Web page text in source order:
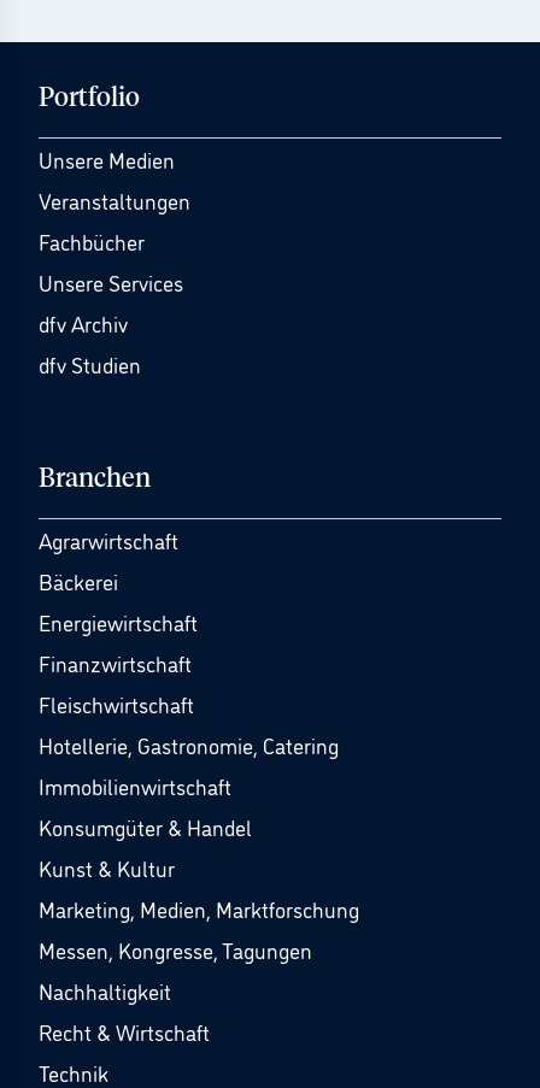
Portfolio
Unsere Medien
Veranstaltungen
Fachbücher
Unsere Services
dfv Archiv
dfv Studien
Branchen
Agrarwirtschaft
Bäckerei
Energiewirtschaft
Finanzwirtschaft
Fleischwirtschaft
Hotellerie, Gastronomie, Catering
Immobilienwirtschaft
Konsumgüter & Handel
Kunst & Kultur
Marketing, Medien, Marktforschung
Messen, Kongresse, Tagungen
Nachhaltigkeit
Recht & Wirtschaft
Technik